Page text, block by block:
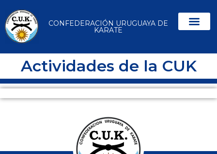
CONFEDERACIÓN URUGUAYA DE
KARATE
Actividades de la CUK